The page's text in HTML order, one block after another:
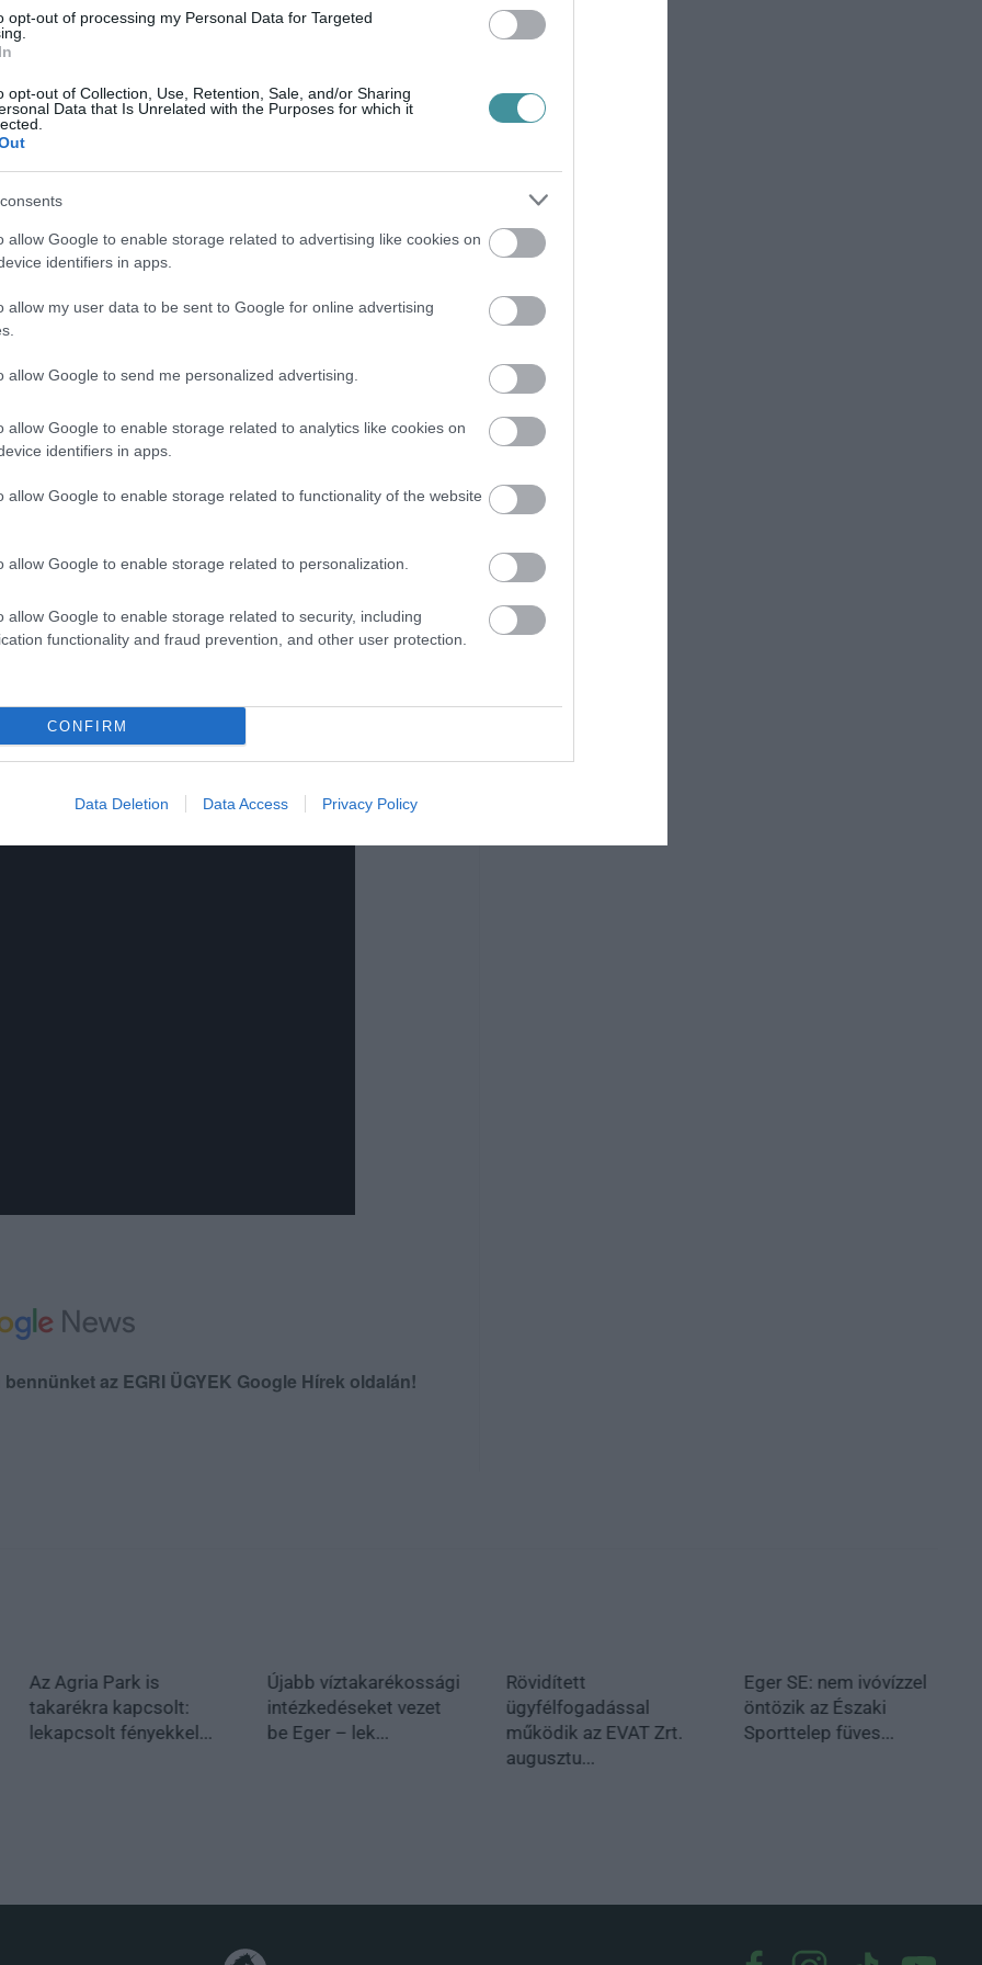
opt-out of processing my Personal Data for Targeted
opt-out of Collection, Use, Retention, Sale, and/or Sharing
Data that Is Unrelated with the Purposes for which it
allow Google to enable storage related to advertising like cookies on
identifiers in apps.
allow my user data to be sent to Google for online advertising
allow Google to send me personalized advertising.
allow Google to enable storage related to analytics like cookies on
identifiers in apps.
allow Google to enable storage related to functionality of the website
allow Google to enable storage related to personalization.
allow Google to enable storage related to security, including
functionality and fraud prevention, and other user protection.
CONFIRM
Data Deletion Data Access Privacy Policy
pénteken is megismétlik. Az elsőként
hogy kamujelöltnek tartja azokat, akik
"Itt nem lehet nyerni. Ez tulajdonképpen
"utolsó lehetőségként" felajánlja, hogy
ám ha ez nem történik meg, akkor ő
és energiapazarlás, ami azt jelenti, hogy
borítékolható, a helyi választási bizottság
be vasárnap a körzetet.
szinte a komplett magyar médiát leszúrta,
és helyi médium sem szentelt
hogy az évek során
fideszes szavazó, mint a fideszes,
hogy csak egy jelölt induljon, azok mind
hanem hogy eggyel több fideszes
bemutatkozását itt lehet visszanézni:
az EGRI ÜGYEK Google Hírek oldalán!
Az Agria Park is
takarékra kapcsolt:
lekapcsolt fényekkel...
Újabb víztakarékossági
intézkedéseket vezet
be Eger – lek...
Rövidített
ügyfélfogadással
működik az EVAT Zrt.
augusztu...
Eger SE: nem ivóvízzel
öntözik az Északi
Sporttelep füves...